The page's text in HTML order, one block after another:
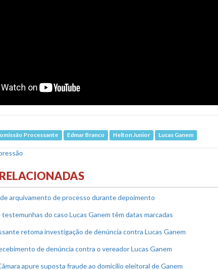
Processante Edmar Branco Helton Junior Lucas Ganem
arquivamento de processo durante depoimento
do caso Lucas Ganem têm datas marcadas
retoma investigação de denúncia contra Lucas Ganem
de denúncia contra o vereador Lucas Ganem
apure suposta fraude ao domicílio eleitoral de Ganem